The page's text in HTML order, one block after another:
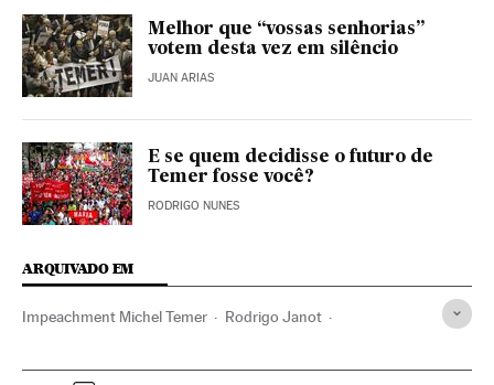
Melhor que “vossas senhorias”
votem desta vez em silêncio
JUAN ARIAS
E se quem decidisse o futuro de
Temer fosse você?
RODRIGO NUNES
ARQUIVADO EM
Impeachment Michel Temer Rodrigo Janot